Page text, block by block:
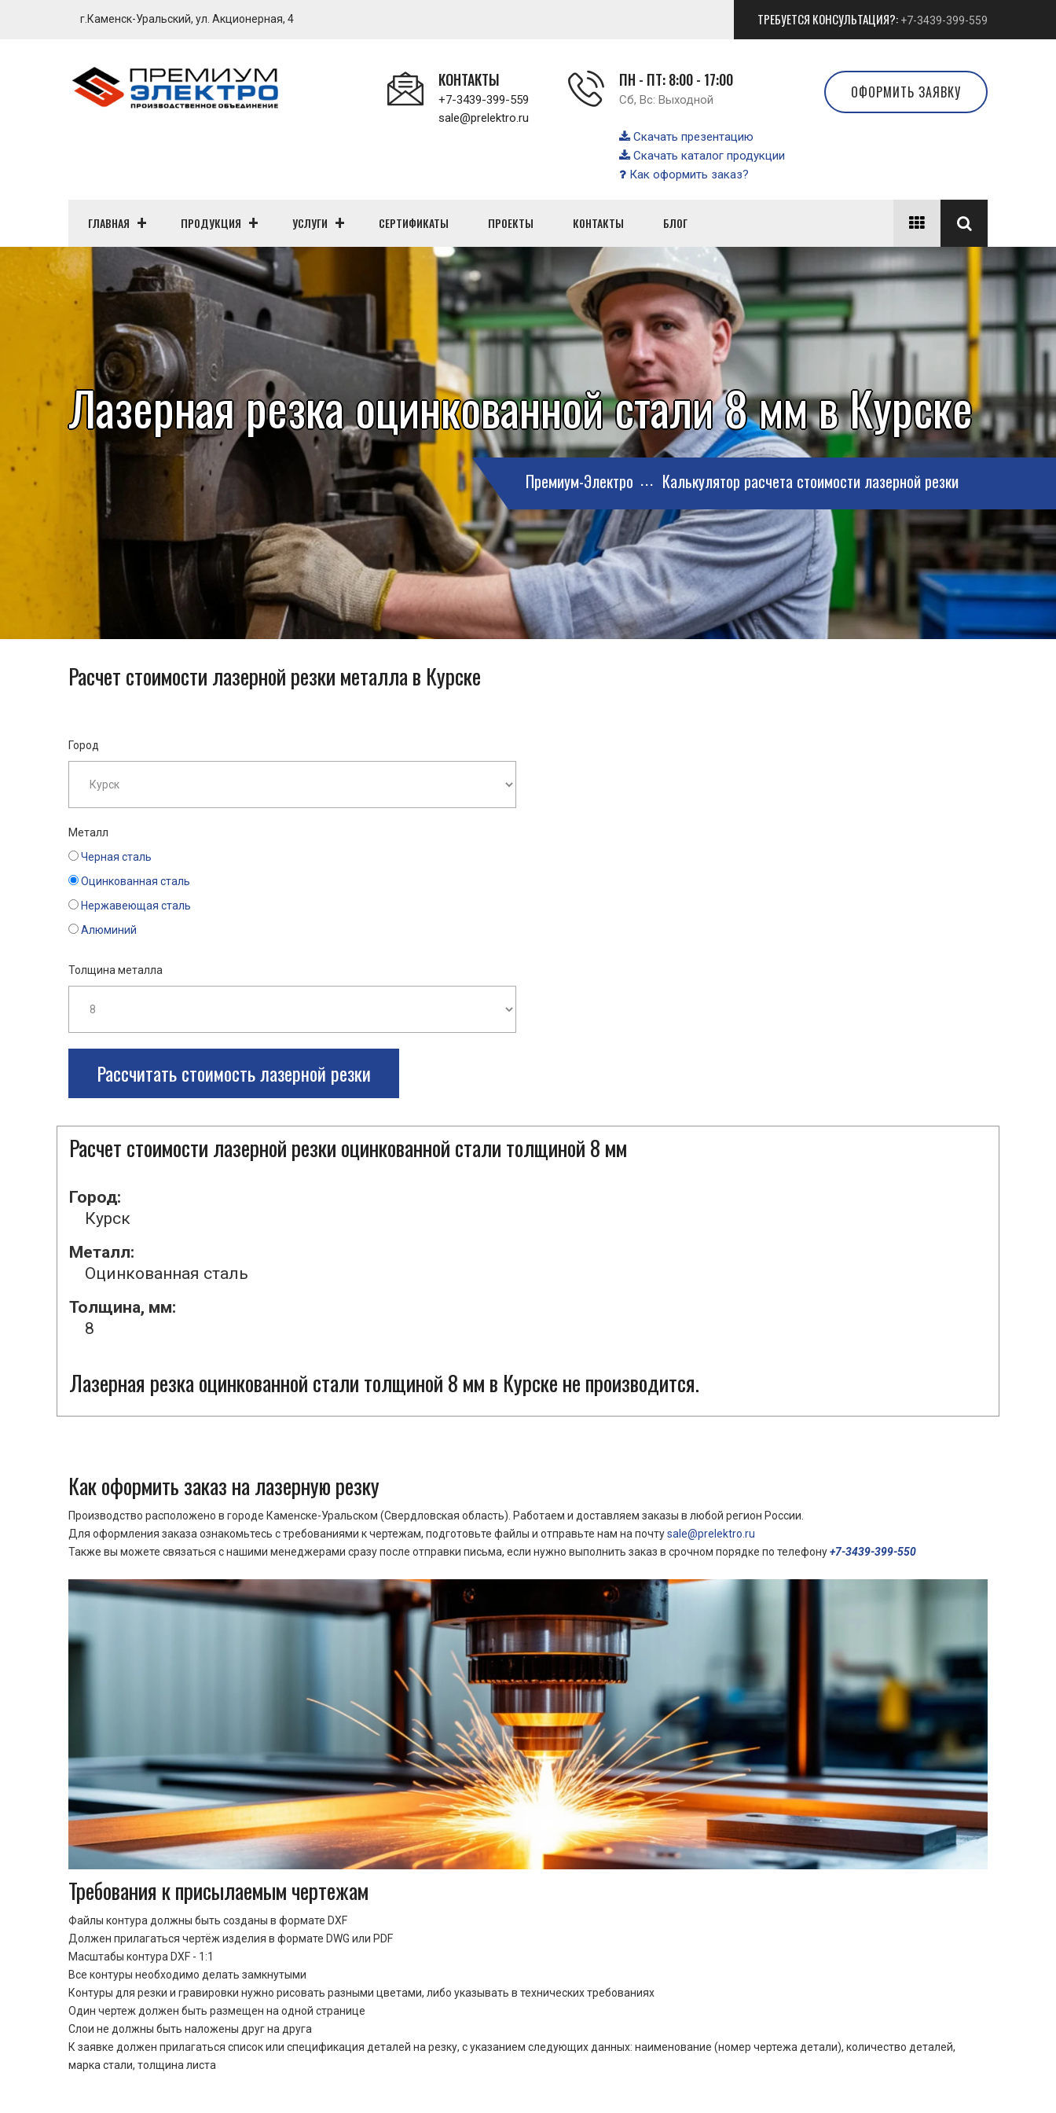
г.Каменск-Уральский, ул. Акционерная, 4 ТРЕБУЕТСЯ КОНСУЛЬТАЦИЯ?: +7-3439-399-559
КОНТАКТЫ
+7-3439-399-559
sale@prelektro.ru
ПН - ПТ: 8:00 - 17:00
Сб, Вс: Выходной
Скачать презентацию
Скачать каталог продукции
Как оформить заказ?
ОФОРМИТЬ ЗАЯВКУ
ГЛАВНАЯ ПРОДУКЦИЯ УСЛУГИ СЕРТИФИКАТЫ ПРОЕКТЫ КОНТАКТЫ БЛОГ
Лазерная резка оцинкованной стали 8 мм в Курске
Премиум-Электро Калькулятор расчета стоимости лазерной резки
Расчет стоимости лазерной резки металла в Курске
Город
Металл
Черная сталь
Оцинкованная сталь
Нержавеющая сталь
Алюминий
Толщина металла
Рассчитать стоимость лазерной резки
Расчет стоимости лазерной резки оцинкованной стали толщиной 8 мм
Город:
Курск
Металл:
Оцинкованная сталь
Толщина, мм:
8
Лазерная резка оцинкованной стали толщиной 8 мм в Курске не производится.
Как оформить заказ на лазерную резку
Производство расположено в городе Каменске-Уральском (Свердловская область). Работаем и доставляем заказы в любой регион России.
Для оформления заказа ознакомьтесь с требованиями к чертежам, подготовьте файлы и отправьте нам на почтуsale@prelektro.ru
Также вы можете связаться с нашими менеджерами сразу после отправки письма, если нужно выполнить заказ в срочном порядке по телефону+7-3439-399-550
Требования к присылаемым чертежам
Файлы контура должны быть созданы в формате DXF
Должен прилагаться чертёж изделия в формате DWG или PDF
Масштабы контура DXF - 1:1
Все контуры необходимо делать замкнутыми
Контуры для резки и гравировки нужно рисовать разными цветами, либо указывать в технических требованиях
Один чертеж должен быть размещен на одной странице
Cлои не должны быть наложены друг на друга
К заявке должен прилагаться список или спецификация деталей на резку, с указанием следующих данных: наименование (номер чертежа детали), количество деталей,
марка стали, толщина листа